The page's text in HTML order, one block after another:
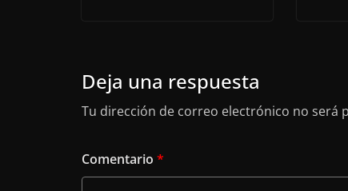
Deja una respuesta
Tu dirección de correo electrónico no será
Comentario *